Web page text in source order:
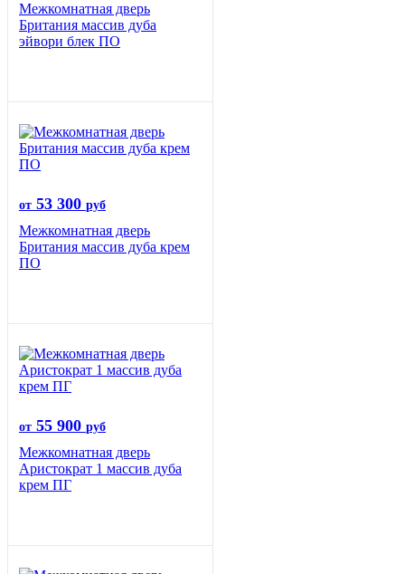
Межкомнатная дверь
Британия массив дуба
эйвори блек ПО
от 53 300 руб
Межкомнатная дверь
Британия массив дуба крем
ПО
от 55 900 руб
Межкомнатная дверь
Аристократ 1 массив дуба
крем ПГ